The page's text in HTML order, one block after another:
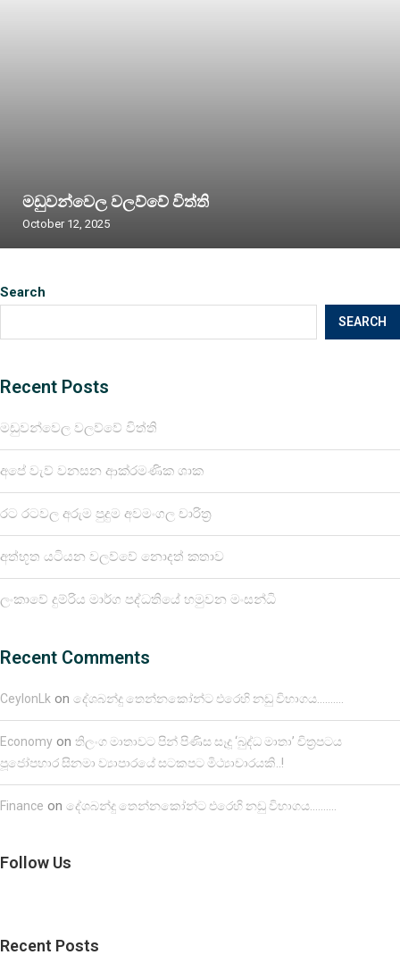
Search
SEARCH
Recent Posts
මඩුවන්වෙල වලව්වේ විත්ති
අපේ වැව් වනසන ආක්රමණික ශාක
රට රටවල අරුම පුදුම අවමංගල චාරිත්‍ර
අත්භූත යටියන වලව්වේ නොදත් කතාව
ලංකාවේ දුම්රිය මාර්ග පද්ධතියේ හමුවන මංසන්ධි
Recent Comments
CeylonLk on දේශබන්දු තෙන්නකෝන්ට එරෙහි නඩු විභාගය……….
Economy on තිලංග මාතාවට පින් පිණිස සෑදූ ‘බුද්ධ මාතා’ චිත්‍රපටය
පූජෝපහාර සිනමා ව්‍යාපාරයේ සටකපට මිථ්‍යාචාරයකි..!
Finance on දේශබන්දු තෙන්නකෝන්ට එරෙහි නඩු විභාගය……….
Follow Us
Recent Posts
මඩුවන්වෙල වලව්වේ විත්ති
October 12, 2025